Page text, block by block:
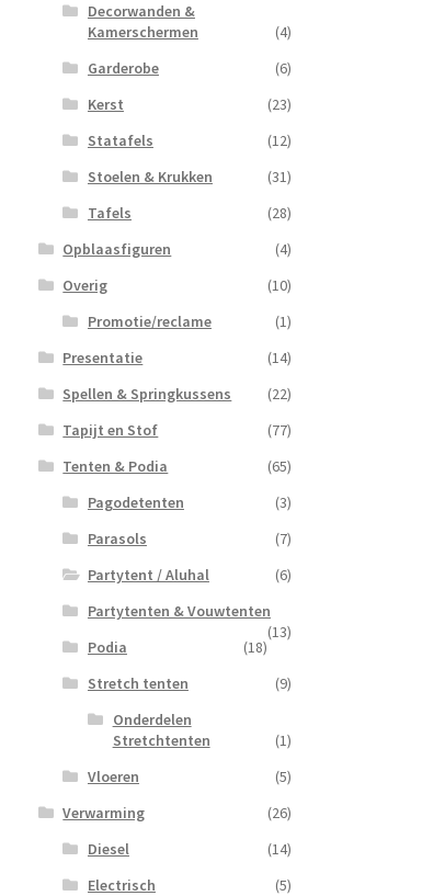
Decorwanden &
Kamerschermen
(4)
Garderobe
(6)
Kerst
(23)
Statafels
(12)
Stoelen & Krukken
(31)
Tafels
(28)
Opblaasfiguren
(4)
Overig
(10)
Promotie/reclame
(1)
Presentatie
(14)
Spellen & Springkussens
(22)
Tapijt en Stof
(77)
Tenten & Podia
(65)
Pagodetenten
(3)
Parasols
(7)
Partytent / Aluhal
(6)
Partytenten & Vouwtenten
(13)
Podia
(18)
Stretch tenten
(9)
Onderdelen
Stretchtenten
(1)
Vloeren
(5)
Verwarming
(26)
Diesel
(14)
Electrisch
(5)